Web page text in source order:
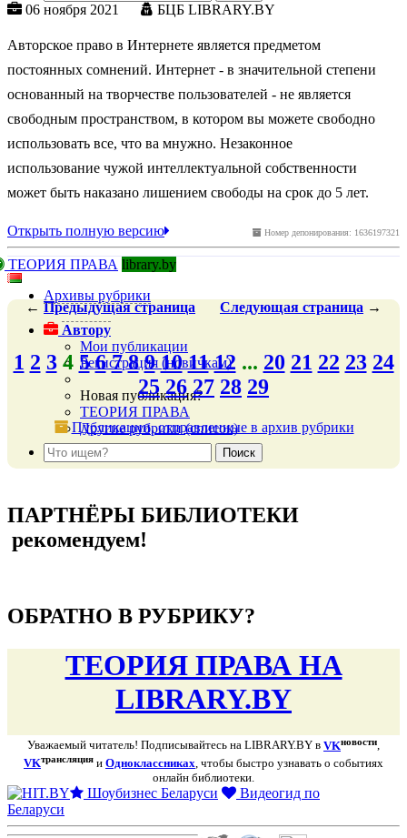
06 ноября 2021 БЦБ LIBRARY.BY
Авторское право в Интернете является предметом
постоянных сомнений. Интернет - в значительной степени
основанный на творчестве пользователей - не является
свободным пространством, в котором вы можете свободно
использовать все, что ва мнужно. Незаконное
использование чужой интеллектуальной собственности
может быть наказано лишением свободы на срок до 5 лет.
Номер депонирования: 1636197321
Открыть полную версию
ТЕОРИЯ ПРАВА library.by
Архивы рубрики
Автору
Мои публикации
Регистрация (новичкам)
Новая публикация?
ТЕОРИЯ ПРАВА
Другие рубрики (список)
← Предыдущаястраница Следующая страница →
1 2 3 4 5 6 7 8 9 10 11 12 ... 20 21 22 23 24
25 26 27 28 29
Публикации, отправленные в архив рубрики
ПАРТНЁРЫ БИБЛИОТЕКИ
рекомендуем!
ОБРАТНО В РУБРИКУ?
ТЕОРИЯ ПРАВА НА
LIBRARY.BY
Уважаемый читатель! Подписывайтесь на LIBRARY.BY в VKновости,
VKтрансляция и Одноклассниках , чтобы быстро узнавать о событиях
онлайн библиотеки.
Шоубизнес Беларуси
Видеогид по
Беларуси